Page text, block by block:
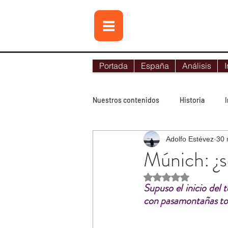
Portada España Análisis
Nuestros contenidos Historia
Contraterrorismo Noticias
Lo más leído Tecnología
Múnich:
Adolfo Estévez 30
Obtuvo NaN de 5
Supuso el inicio del
con pasamontañas